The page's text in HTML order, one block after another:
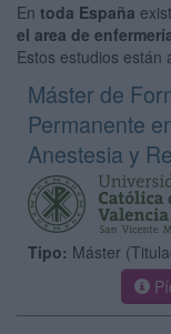
En toda España
el area de
Estos estudios están
Máster de
Permanente
Anestesia y
Tipo: Máster